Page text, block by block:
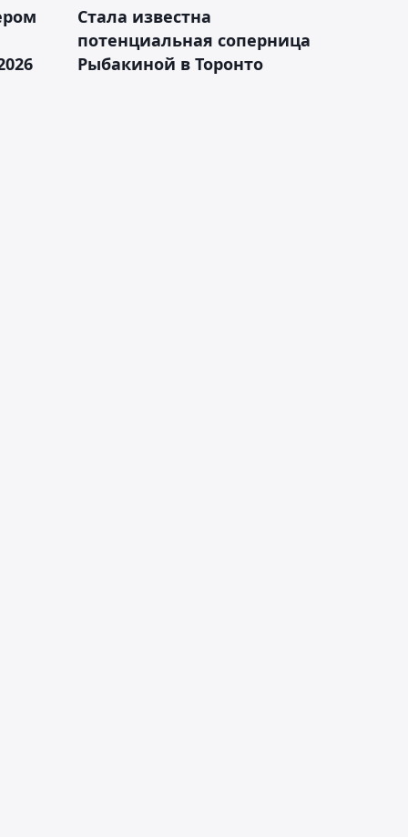
Cтала известна
потенциальная соперница
Рыбакиной в Торонто